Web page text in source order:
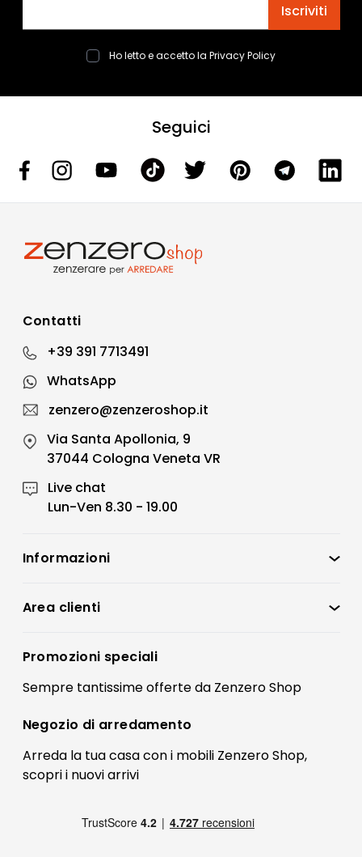
Iscriviti
Ho letto e accetto la Privacy Policy
Seguici
Contatti
+39 391 7713491
WhatsApp
zenzero@zenzeroshop.it
Via Santa Apollonia, 9
37044 Cologna Veneta VR
Live chat
Lun-Ven 8.30 - 19.00
Informazioni
Condizioni di vendita
Preferenze Cookies
Termini e condizioni
Contatti
FAQ
Pagamenti
Area clienti
Registrati
Il mio account
Promozioni speciali
Sempre tantissimeofferteda Zenzero Shop
Negozio di arredamento
Arreda la tua casa con i mobili Zenzero Shop,
scopri i nuovi arrivi